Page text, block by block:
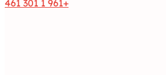
+961 1 301 461